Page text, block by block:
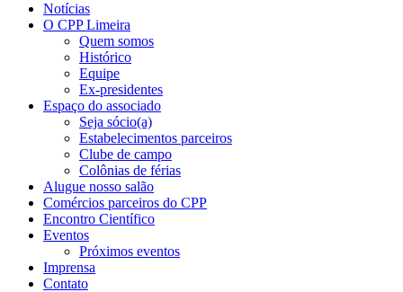
Notícias
O CPP Limeira
Quem somos
Histórico
Equipe
Ex-presidentes
Espaço do associado
Seja sócio(a)
Estabelecimentos parceiros
Clube de campo
Colônias de férias
Alugue nosso salão
Comércios parceiros do CPP
Encontro Científico
Eventos
Próximos eventos
Imprensa
Contato